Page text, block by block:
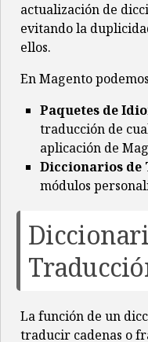
actualización de
evitando la
ellos.
En Magento
Paquetes de
traducción de
aplicación de
Diccionarios de
módulos
La función de un
traducir cadenas o